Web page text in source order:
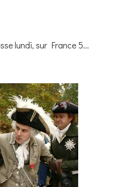
lundi, sur France 5...